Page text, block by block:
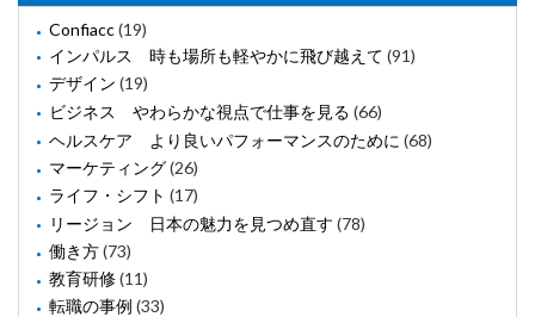
Confiacc(19)
インパルス 時も場所も軽やかに飛び越えて (91)
デザイン (19)
ビジネス やわらかな視点で仕事を見る (66)
ヘルスケア より良いパフォーマンスのために (68)
マーケティング(26)
ライフ・シフト (17)
リージョン 日本の魅力を見つめ直す (78)
働き方(73)
教育研修(11)
転職の事例 (33)